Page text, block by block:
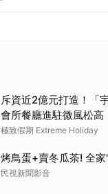
斥資近2億元打造！「
會所餐廳進駐微風松高
粵菜與社交娛樂
極致假期 Extreme Holiday
烤鳥蛋+賣冬瓜茶! 全
民視新聞影音